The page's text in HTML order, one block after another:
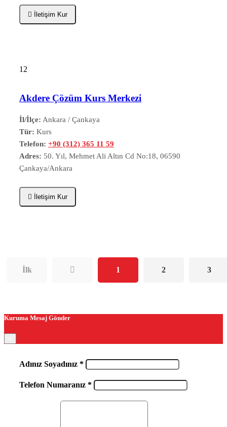
İletişim Kur
12
Akdere Çözüm Kurs Merkezi
İl/İlçe: Ankara / Çankaya
Tür: Kurs
Telefon: +90 (312) 365 11 59
Adres: 50. Yıl, Mehmet Ali Altın Cd No:18, 06590
Çankaya/Ankara
İletişim Kur
İlk 1 2 3
Kuruma Mesaj Gönder
Adınız Soyadınız *
Telefon Numaranız *